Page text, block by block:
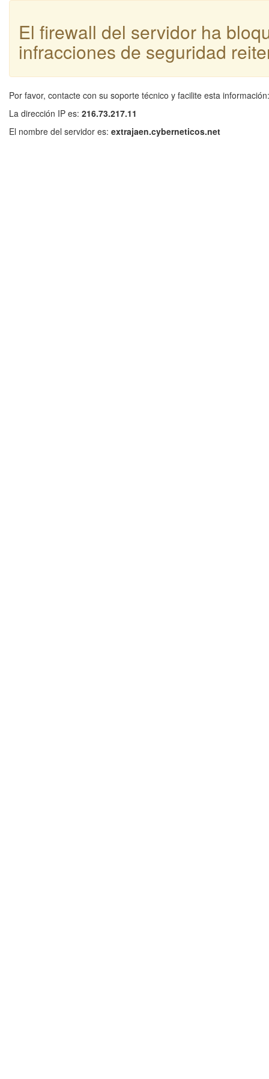
El firewall del servidor ha
infracciones de seguridad
Por favor, contacte con su soporte técnico y facilite esta información:
La dirección IP es: 216.73.217.11
El nombre del servidor es: extrajaen.cyberneticos.net